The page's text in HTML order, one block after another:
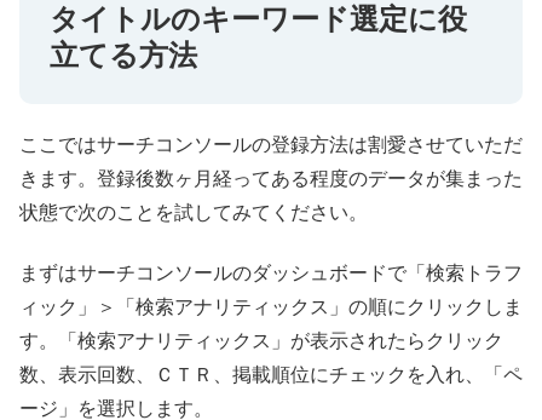
タイトルのキーワード選定に役
立てる方法
ここではサーチコンソールの登録方法は割愛させていただ
きます。登録後数ヶ月経ってある程度のデータが集まった
状態で次のことを試してみてください。
まずはサーチコンソールのダッシュボードで「検索トラフ
ィック」＞「検索アナリティックス」の順にクリックしま
す。「検索アナリティックス」が表示されたらクリック
数、表示回数、ＣＴＲ、掲載順位にチェックを入れ、「ペ
ージ」を選択します。